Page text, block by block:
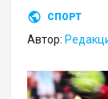
СПОРТ
Автор: